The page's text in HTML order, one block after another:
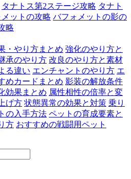
タナトス第2ステージ攻略 タナト
ットの攻略 バフォメットの影の
略
・やり方まとめ 強化のやり方と
承のやり方 改良のやり方と素材
る違い エンチャントのやり方 エ
めカードまとめ 影装の解放条件
効果まとめ 属性相性の倍率と変
げ方 状態異常の効果と対策 乗り
の入手方法 ペットの育成要素と
方 おすすめの戦闘用ペット